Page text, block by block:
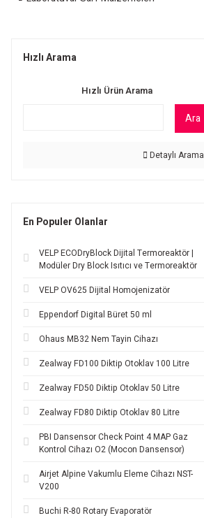
Hızlı Arama
Hızlı Ürün Arama
Ara
Detaylı Arama
En Populer Olanlar
VELP ECODryBlock Dijital Termoreaktör |
Modüler Dry Block Isıtıcı ve Termoreaktör
VELP OV625 Dijital Homojenizatör
Eppendorf Digital Büret 50 ml
Ohaus MB32 Nem Tayin Cihazı
Zealway FD100 Diktip Otoklav 100 Litre
Zealway FD50 Diktip Otoklav 50 Litre
Zealway FD80 Diktip Otoklav 80 Litre
PBI Dansensor Check Point 4 MAP Gaz
Kontrol Cihazı O2 (Mocon Dansensor)
Airjet Alpine Vakumlu Eleme Cihazı NST-
V200
Buchi R-80 Rotary Evaporatör